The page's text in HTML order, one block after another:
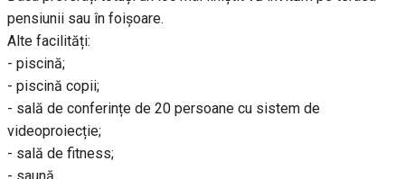
pensiunii sau în foișoare.
Alte facilități:
- piscină;
- piscină copii;
- sală de conferințe de 20 persoane cu sistem de
videoproiecție;
- sală de fitness;